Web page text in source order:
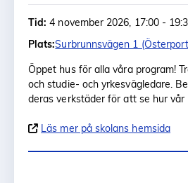
Tid: 4 november 2026, 17:00 -
Plats:Surbrunnsvägen 1
Öppet hus för alla våra program!
och studie- och yrkesvägledare.
deras verkstäder för att se hur vår
Läs mer på skolans hemsida